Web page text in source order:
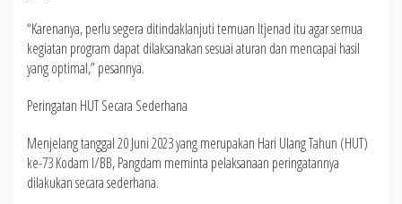
“Karenanya, perlu segera ditindaklanjuti temuan Itjenad itu agar semua
kegiatan program dapat dilaksanakan sesuai aturan dan mencapai hasil
yang optimal,” pesannya.
Peringatan HUT Secara Sederhana
Menjelang tanggal 20 Juni 2023 yang merupakan Hari Ulang Tahun (HUT)
ke-73 Kodam I/BB, Pangdam meminta pelaksanaan peringatannya
dilakukan secara sederhana.